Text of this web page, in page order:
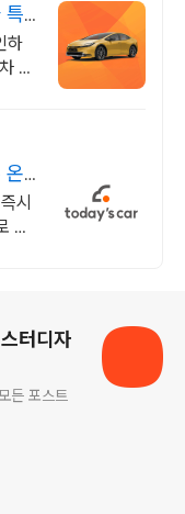
특
하
최
온
시
합
터디자
포스트